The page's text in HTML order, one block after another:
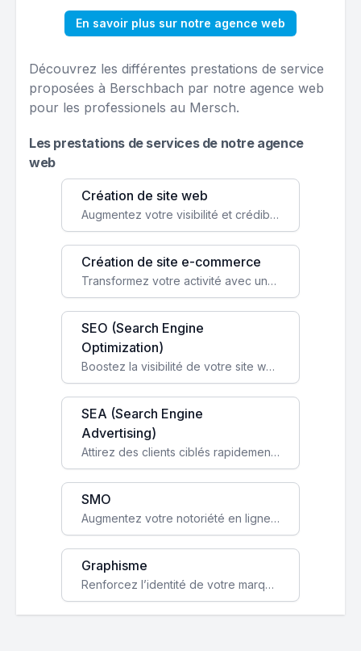
En savoir plus sur notre agence web
Découvrez les différentes prestations de service
proposées à Berschbach par notre agence web
pour les professionels au Mersch.
Les prestations de services de notre agence
web
Création de site web
Augmentez votre visibilité et crédibilité en ligne avec un site web performant, conçu pour attirer plus de clients.
Création de site e-commerce
Transformez votre activité avec une boutique en ligne, accessible à l'échelle mondiale 24/7.
SEO (Search Engine
Optimization)
Boostez la visibilité de votre site web sur Google et attirez du trafic qualifié grâce à nos stratégies SEO.
SEA (Search Engine
Advertising)
Attirez des clients ciblés rapidement avec des campagnes publicitaires payantes optimisées pour vos objectifs.
SMO
Augmentez votre notoriété en ligne et stimulez la croissance de votre entreprise grâce à une stratégie sociale sur mesure.
Graphisme
Renforcez l’identité de votre marque avec un design unique qui capte l’attention et engage vos clients.